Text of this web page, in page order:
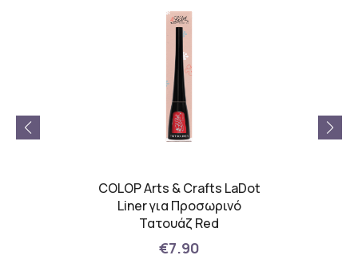
COLOP Arts & Crafts LaDot
Liner για Προσωρινό
Τατουάζ Red
€7.90